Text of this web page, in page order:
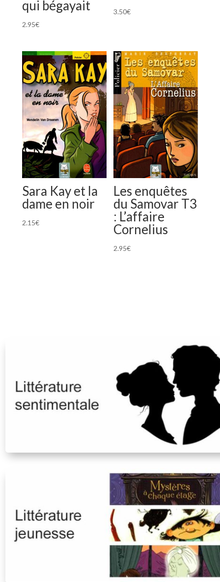
qui bégayait
2.95€
3.50€
Sara Kay et la
dame en noir
2.15€
Les enquêtes
du Samovar T3
: L’affaire
Cornelius
2.95€